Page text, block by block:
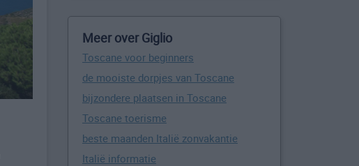
Meer over Giglio
Toscane voor beginners
de mooiste dorpjes van Toscane
bijzondere plaatsen in Toscane
Toscane toerisme
beste maanden Italië zonvakantie
Italië informatie